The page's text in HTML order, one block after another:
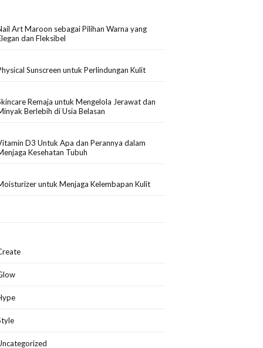
Art Maroon sebagai Pilihan Warna yang
dan Fleksibel
Sunscreen untuk Perlindungan Kulit
Remaja untuk Mengelola Jerawat dan
Berlebih di Usia Belasan
D3 Untuk Apa dan Perannya dalam
Kesehatan Tubuh
untuk Menjaga Kelembapan Kulit